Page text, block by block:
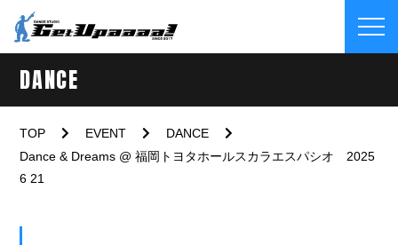
DANCE
TOP EVENT
DANCE
Dance & Dreams @ 福岡トヨタホールスカラエスパシオ 2025
6 21